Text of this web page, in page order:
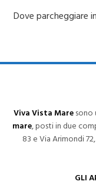
Dove parcheggiare
Viva Vista Maresono
mare, posti in due
83 e Via Arimondi
GLI